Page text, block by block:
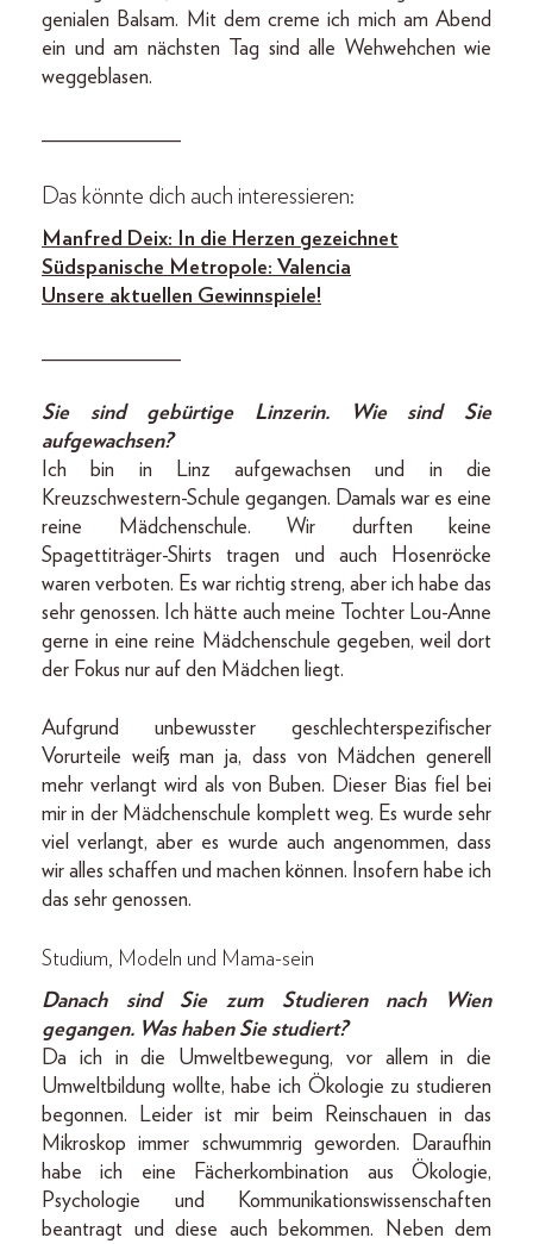
genialen Balsam. Mit dem creme ich mich am Abend
ein und am nächsten Tag sind alle Wehwehchen wie
weggeblasen.
_____________
Das könnte dich auch interessieren:
Manfred Deix: In die Herzen gezeichnet
Südspanische Metropole: Valencia
Unsere aktuellen Gewinnspiele!
_____________
Sie sind gebürtige Linzerin. Wie sind Sie
aufgewachsen?
Ich bin in Linz aufgewachsen und in die
Kreuzschwestern-Schule gegangen. Damals war es eine
reine Mädchenschule. Wir durften keine
Spagettiträger-Shirts tragen und auch Hosenröcke
waren verboten. Es war richtig streng, aber ich habe das
sehr genossen. Ich hätte auch meine Tochter Lou-Anne
gerne in eine reine Mädchenschule gegeben, weil dort
der Fokus nur auf den Mädchen liegt.
Aufgrund unbewusster geschlechterspezifischer
Vorurteile weiß man ja, dass von Mädchen generell
mehr verlangt wird als von Buben. Dieser Bias fiel bei
mir in der Mädchenschule komplett weg. Es wurde sehr
viel verlangt, aber es wurde auch angenommen, dass
wir alles schaffen und machen können. Insofern habe ich
das sehr genossen.
Studium, Modeln und Mama-sein
Danach sind Sie zum Studieren nach Wien
gegangen. Was haben Sie studiert?
Da ich in die Umweltbewegung, vor allem in die
Umweltbildung wollte, habe ich Ökologie zu studieren
begonnen. Leider ist mir beim Reinschauen in das
Mikroskop immer schwummrig geworden. Daraufhin
habe ich eine Fächerkombination aus Ökologie,
Psychologie und Kommunikationswissenschaften
beantragt und diese auch bekommen. Neben dem